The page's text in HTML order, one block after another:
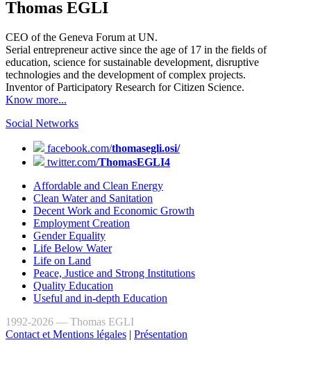
Thomas EGLI
CEO of the Geneva Forum at UN.
Serial entrepreneur active since the age of 17 in the fields of
education, science for sustainable development, disruptive
technologies and the development of complex projects.
Inventor of Participatory Research for Citizen Science.
Know more...
Social Networks
facebook.com/thomasegli.osi/
twitter.com/ThomasEGLI4
Affordable and Clean Energy
Clean Water and Sanitation
Decent Work and Economic Growth
Employment Creation
Gender Equality
Life Below Water
Life on Land
Peace, Justice and Strong Institutions
Quality Education
Useful and in-depth Education
1992-2026 — Thomas EGLI
Contact et Mentions légales | Présentation